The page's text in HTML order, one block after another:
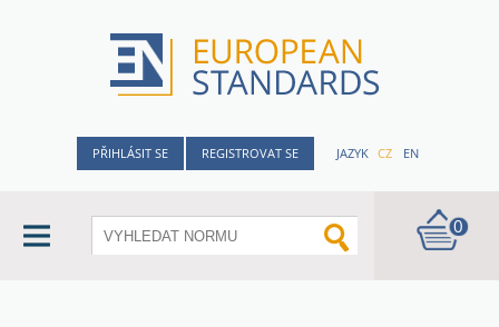
PŘIHLÁSIT SE REGISTROVAT SE JAZYK CZ EN
0